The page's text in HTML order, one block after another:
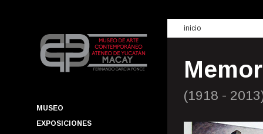
MUSEO
EXPOSICIONES
inicio
(1918 -